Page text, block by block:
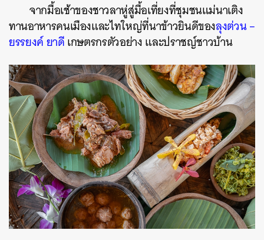
จากมื้อเช้าของชาวลาหู่สู่มื้อเที่ยงที่ชุมชนแม่นาเติง
ทานอาหารคนเมืองและไทใหญ่ที่นาข้าวยินดีของลุงต่วน –
ยรรยงค์ ยาดีเกษตรกรตัวอย่าง และปราชญ์ชาวบ้าน